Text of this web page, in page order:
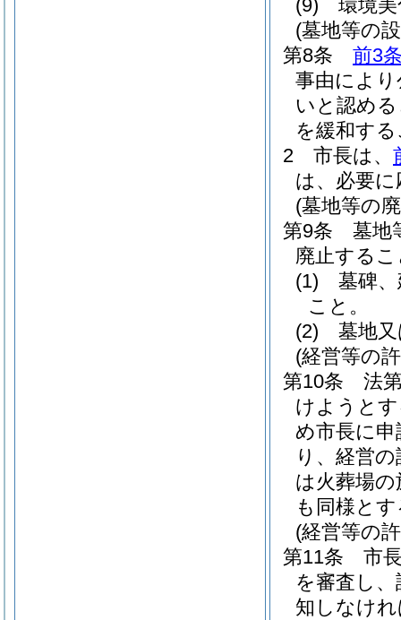
(9)
環境
(墓地等の
第8条
前3
事由によ
いと認め
を緩和す
2
市長は、
は、必要
(墓地等の
第9条
墓地
廃止する
(1)
墓碑
こと。
(2)
墓地
(経営等の
第10条
法
けようと
め市長に
り、経営
は火葬場
も同様と
(経営等の
第11条
市
を審査し
知しなけ